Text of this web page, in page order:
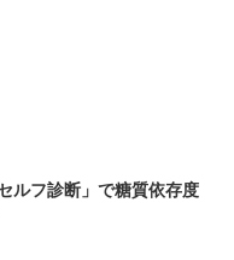
ルフ診断」で糖質依存度